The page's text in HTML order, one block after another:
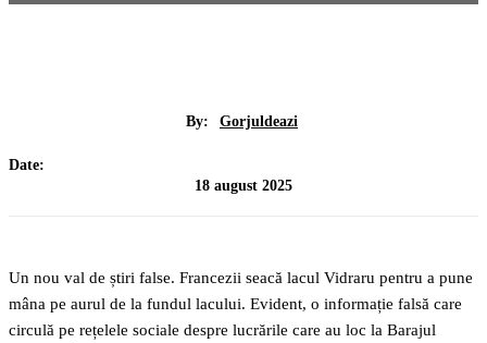
By: Gorjuldeazi
Date:
18 august 2025
Un nou val de știri false. Francezii seacă lacul Vidraru pentru a pune
mâna pe aurul de la fundul lacului. Evident, o informație falsă care
circulă pe rețelele sociale despre lucrările care au loc la Barajul